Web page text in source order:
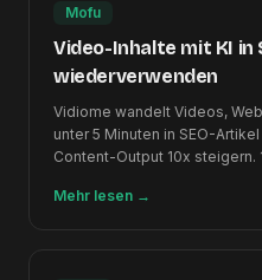
Mofu
Video-Inhalte mit KI in
wiederverwenden
Vidiome wandelt Videos,
unter 5 Minuten in SEO-
Content-Output 10x steigern.
Mehr lesen →